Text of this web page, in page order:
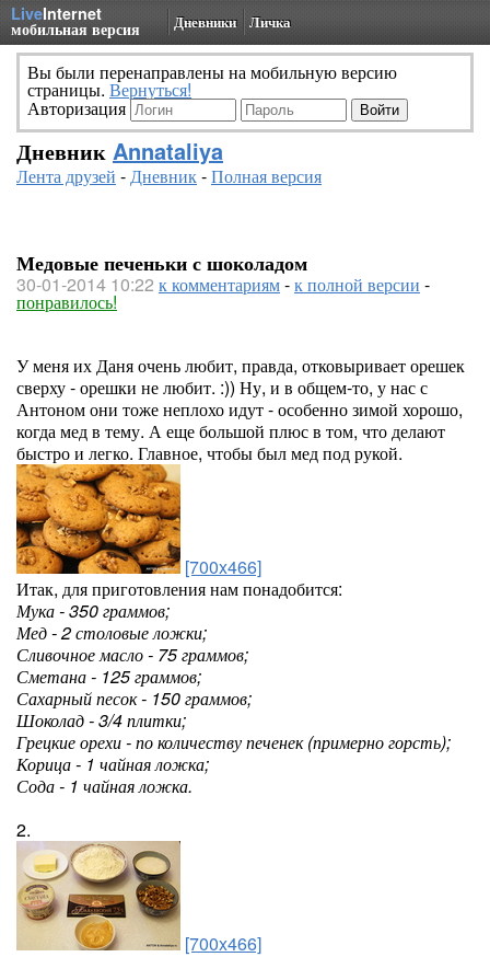
LiveInternet
мобильная версия Дневники Личка
Вы были перенаправлены на мобильную версию
страницы. Вернуться!
Авторизация
Дневник Annataliya
Лента друзей -Дневник-Полная версия
Медовые печеньки с шоколадом
30-01-2014 10:22 к комментариям-к полной версии -
понравилось!
У меня их Даня очень любит, правда, отковыривает орешек
сверху - орешки не любит. :)) Ну, и в общем-то, у нас с
Антоном они тоже неплохо идут - особенно зимой хорошо,
когда мед в тему. А еще большой плюс в том, что делают
быстро и легко. Главное, чтобы был мед под рукой.
[700x466]
Итак, для приготовления нам понадобится:
Мука - 350 граммов;
Мед - 2 столовые ложки;
Сливочное масло - 75 граммов;
Сметана - 125 граммов;
Сахарный песок - 150 граммов;
Шоколад - 3/4 плитки;
Грецкие орехи - по количеству печенек (примерно горсть);
Корица - 1 чайная ложка;
Сода - 1 чайная ложка.
2.
[700x466]